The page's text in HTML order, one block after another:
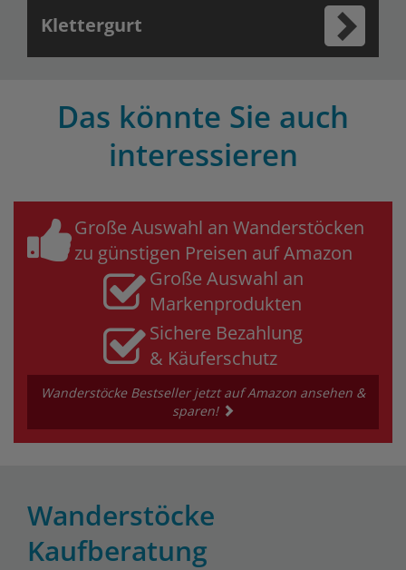
Klettergurt
Das könnte Sie auch
interessieren
Große Auswahl an Wanderstöcken
zu günstigen Preisen auf Amazon
Große Auswahl an
Markenprodukten
Sichere Bezahlung
& Käuferschutz
Wanderstöcke Bestseller jetzt auf Amazon ansehen &
sparen!
Wanderstöcke
Kaufberatung